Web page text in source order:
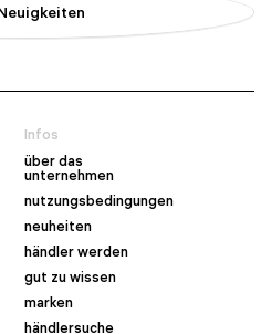
Infos
über das
unternehmen
nutzungsbedingungen
neuheiten
händler werden
gut zu wissen
marken
händlersuche